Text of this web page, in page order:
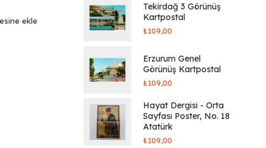
ekle
Tekirdağ 3 Görünüş
Kartpostal
₺109,00
Erzurum Genel
Görünüş Kartpostal
₺109,00
Hayat Dergisi - Orta
Sayfası Poster, No. 18
Atatürk
₺109,00